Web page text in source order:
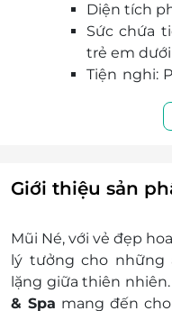
Sky Bar
không gian đa
nhu cầu về ẩm
Đội ngũ nhân viên
hỗ trợ bạn 24/7,
được đáp ứng
Diện tích
Sức chứa
trẻ em
Tiện nghi:
Miễn phí
ngày trong
Truy cập
phòng và
Giới thiệu sản
Mũi Né, với vẻ đẹp
lý tưởng cho
lặng giữa thiên
& Spa mang đến